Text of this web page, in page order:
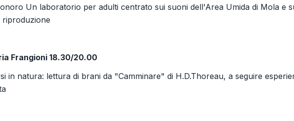
Un laboratorio per adulti centrato sui suoni dell'Area Umida di Mola e
Frangioni 18.30/20.00
in natura: lettura di brani da "Camminare" di H.D.Thoreau, a seguire